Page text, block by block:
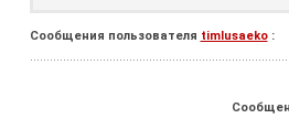
Сообщения пользователя timlusaeko: